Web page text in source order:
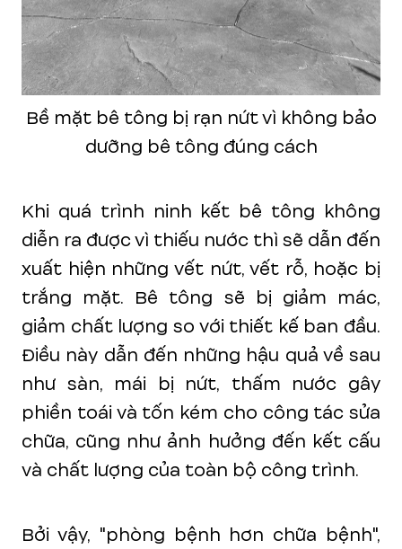
Bề mặt bê tông bị rạn nứt vì không bảo
dưỡng bê tông đúng cách
Khi quá trình ninh kết bê tông không
diễn ra được vì thiếu nước thì sẽ dẫn đến
xuất hiện những vết nứt, vết rỗ, hoặc bị
trắng mặt. Bê tông sẽ bị giảm mác,
giảm chất lượng so với thiết kế ban đầu.
Điều này dẫn đến những hậu quả về sau
như sàn, mái bị nứt, thấm nước gây
phiền toái và tốn kém cho công tác sửa
chữa, cũng như ảnh hưởng đến kết cấu
và chất lượng của toàn bộ công trình.
Bởi vậy, "phòng bệnh hơn chữa bệnh",